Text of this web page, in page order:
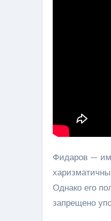
Фидаров —
Однако его
запрещено